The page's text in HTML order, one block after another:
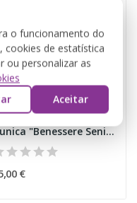
Tunica "Benessere Senior"
€
o funcionamento do
cookies de estatística
ou personalizar as
Aceitar